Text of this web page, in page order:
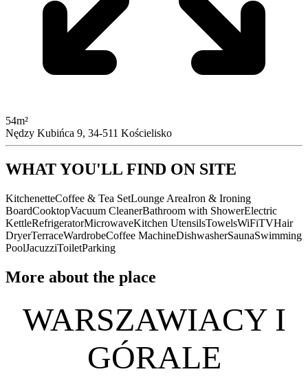
54m²
Nędzy Kubińca 9, 34-511 Kościelisko
WHAT YOU'LL FIND ON SITE
KitchenetteCoffee & Tea SetLounge AreaIron & Ironing
BoardCooktopVacuum CleanerBathroom with ShowerElectric
KettleRefrigeratorMicrowaveKitchen UtensilsTowelsWiFiTVHair
DryerTerraceWardrobeCoffee MachineDishwasherSaunaSwimming
PoolJacuzziToiletParking
More about the place
WARSZAWIACY I
GÓRALE